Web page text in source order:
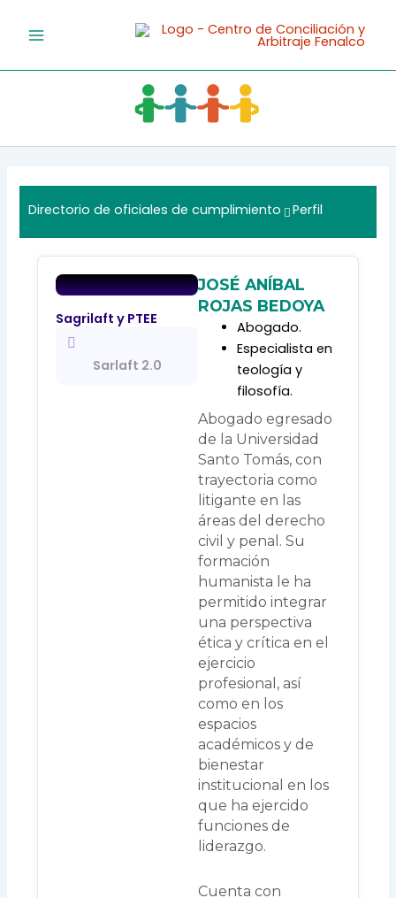
Directorio de oficiales de cumplimiento Perfil
Sagrilaft y PTEE
Sarlaft 2.0
JOSÉ ANÍBAL
ROJAS BEDOYA
Abogado.
Especialista en
teología y
filosofía.
Abogado egresado
de la Universidad
Santo Tomás, con
trayectoria como
litigante en las
áreas del derecho
civil y penal. Su
formación
humanista le ha
permitido integrar
una perspectiva
ética y crítica en el
ejercicio
profesional, así
como en los
espacios
académicos y de
bienestar
institucional en los
que ha ejercido
funciones de
liderazgo.
Cuenta con